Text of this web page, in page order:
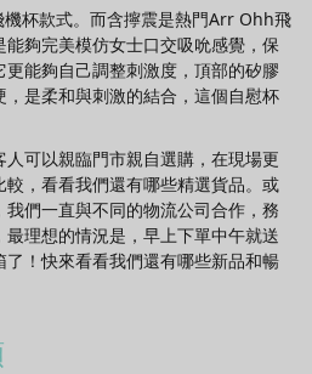
杯款式。而含擰震是熱門Arr Ohh飛
夠完美模仿女士口交吸吮感覺，保
能夠自己調整刺激度，頂部的矽膠
是柔和與刺激的結合，這個自慰杯
可以親臨門市親自選購，在現場更
，看看我們還有哪些精選貨品。或
們一直與不同的物流公司合作，務
理想的情況是，早上下單中午就送
！快來看看我們還有哪些新品和暢